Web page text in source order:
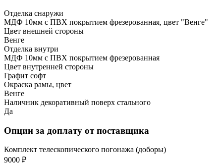
Отделка снаружи
МДФ 10мм с ПВХ покрытием фрезерованная, цвет "Венге"
Цвет внешней стороны
Венге
Отделка внутри
МДФ 10мм с ПВХ покрытием фрезерованная
Цвет внутренней стороны
Графит софт
Окраска рамы, цвет
Венге
Наличник декоративный поверх стального
Да
Опции за доплату от поставщика
Комплект телескопического погонажа (доборы)
9000 ₽